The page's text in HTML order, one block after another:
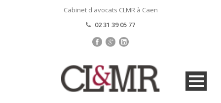
Cabinet d'avocats CLMR à Caen
02 31 39 05 77